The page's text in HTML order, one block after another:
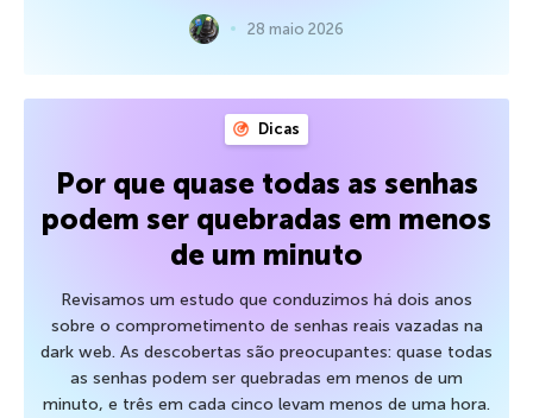
28 maio 2026
Dicas
Por que quase todas as senhas
podem ser quebradas em menos
de um minuto
Revisamos um estudo que conduzimos há dois anos
sobre o comprometimento de senhas reais vazadas na
dark web. As descobertas são preocupantes: quase todas
as senhas podem ser quebradas em menos de um
minuto, e três em cada cinco levam menos de uma hora.